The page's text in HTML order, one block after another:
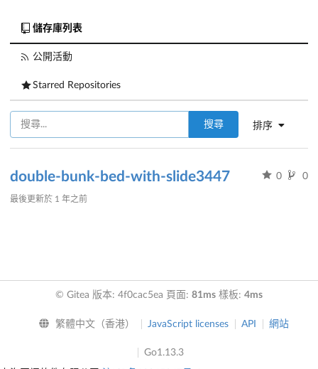
儲存庫列表
公開活動
Starred Repositories
排序
搜尋
double-bunk-bed-with-slide3447 0 0
最後更新於 1 年之前
© Gitea 版本: 4f0cac5ea 頁面: 81ms 樣板: 4ms
繁體中文（香港） JavaScript licenses API 網站
Go1.13.3